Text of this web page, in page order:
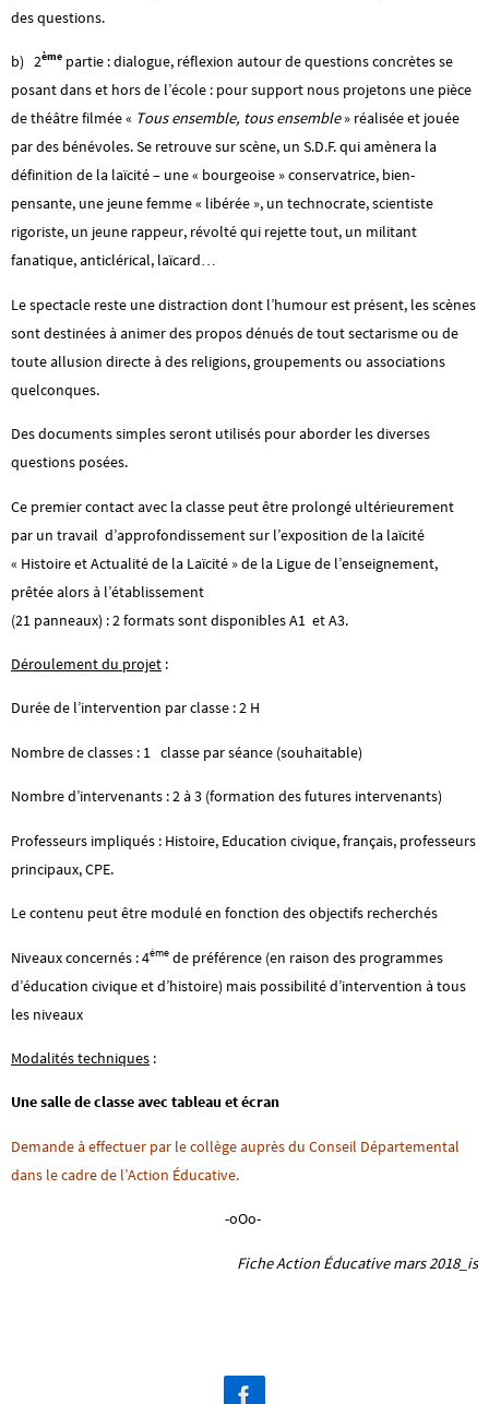
des questions.
b) 2ème partie : dialogue, réflexion autour de questions concrètes se
posant dans et hors de l’école : pour support nous projetons une pièce
de théâtre filmée « Tous ensemble, tous ensemble» réalisée et jouée
par des bénévoles. Se retrouve sur scène, un S.D.F. qui amènera la
définition de la laïcité – une « bourgeoise » conservatrice, bien-
pensante, une jeune femme « libérée », un technocrate, scientiste
rigoriste, un jeune rappeur, révolté qui rejette tout, un militant
fanatique, anticlérical, laïcard…
Le spectacle reste une distraction dont l’humour est présent, les scènes
sont destinées à animer des propos dénués de tout sectarisme ou de
toute allusion directe à des religions, groupements ou associations
quelconques.
Des documents simples seront utilisés pour aborder les diverses
questions posées.
Ce premier contact avec la classe peut être prolongé ultérieurement
par un travail d’approfondissement sur l’exposition de la laïcité
« Histoire et Actualité de la Laïcité » de la Ligue de l’enseignement,
prêtée alors à l’établissement
(21 panneaux) : 2 formats sont disponibles A1 et A3.
Déroulement du projet :
Durée de l’intervention par classe : 2 H
Nombre de classes : 1 classe par séance (souhaitable)
Nombre d’intervenants : 2 à 3 (formation des futures intervenants)
Professeurs impliqués : Histoire, Education civique, français, professeurs
principaux, CPE.
Le contenu peut être modulé en fonction des objectifs recherchés
Niveaux concernés : 4ème de préférence (en raison des programmes
d’éducation civique et d’histoire) mais possibilité d’intervention à tous
les niveaux
Modalités techniques :
Une salle de classe avec tableau et écran
Demande à effectuer par le collège auprès du Conseil Départemental
dans le cadre de l’Action Éducative.
-oOo-
Fiche Action Éducative mars 2018_is